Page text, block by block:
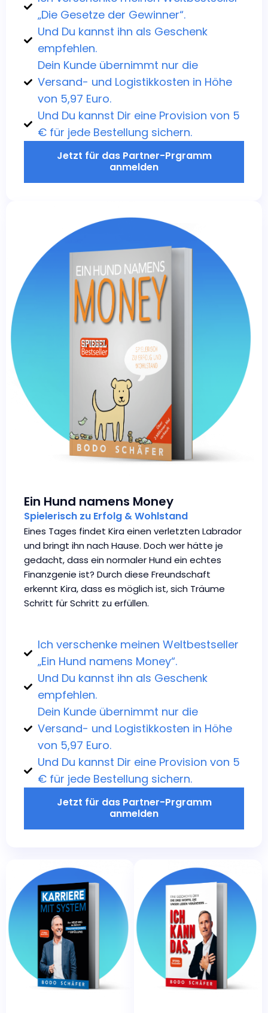
„Die Gesetze der Gewinner“.
Und Du kannst ihn als Geschenk
empfehlen.
Dein Kunde übernimmt nur die
Versand- und Logistikkosten in Höhe
von 5,97 Euro.
Und Du kannst Dir eine Provision von 5
€ für jede Bestellung sichern.
Jetzt für das Partner-Prgramm
anmelden
Ein Hund namens Money
Spielerisch zu Erfolg & Wohlstand
Eines Tages findet Kira einen verletzten Labrador
und bringt ihn nach Hause. Doch wer hätte je
gedacht, dass ein normaler Hund ein echtes
Finanzgenie ist? Durch diese Freundschaft
erkennt Kira, dass es möglich ist, sich Träume
Schritt für Schritt zu erfüllen.
Ich verschenke meinen Weltbestseller
„Ein Hund namens Money“.
Und Du kannst ihn als Geschenk
empfehlen.
Dein Kunde übernimmt nur die
Versand- und Logistikkosten in Höhe
von 5,97 Euro.
Und Du kannst Dir eine Provision von 5
€ für jede Bestellung sichern.
Jetzt für das Partner-Prgramm
anmelden